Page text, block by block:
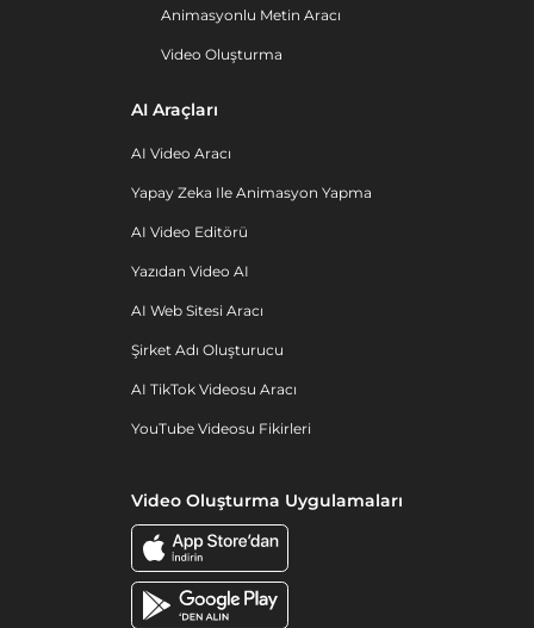
Animasyonlu Metin Aracı
Video Oluşturma
AI Araçları
AI Video Aracı
Yapay Zeka Ile Animasyon Yapma
AI Video Editörü
Yazıdan Video AI
AI Web Sitesi Aracı
Şirket Adı Oluşturucu
AI TikTok Videosu Aracı
YouTube Videosu Fikirleri
Video Oluşturma Uygulamaları